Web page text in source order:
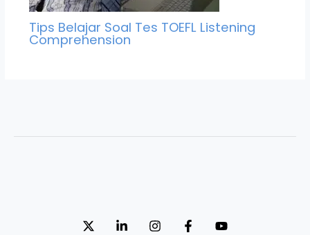
Tips Belajar Soal Tes TOEFL Listening
Comprehension